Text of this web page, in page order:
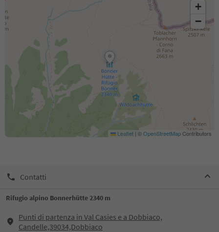
+
−
Leaflet | ©OpenStreetMapContributors
Contatti
Rifugio alpino Bonnerhütte 2340 m
Punti di partenza in Val Casies e a Dobbiaco,
Candelle,39034,Dobbiaco